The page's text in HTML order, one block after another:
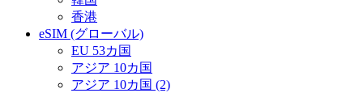
香港
eSIM (グローバル)
EU 53カ国
アジア 10カ国
アジア 10カ国 (2)